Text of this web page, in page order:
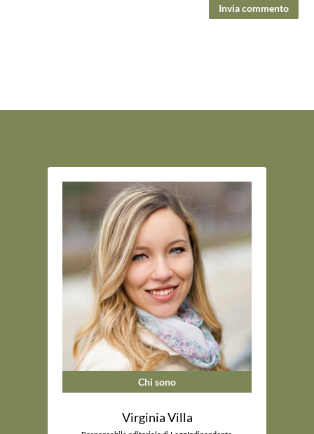
Invia commento
Chi sono
Virginia Villa